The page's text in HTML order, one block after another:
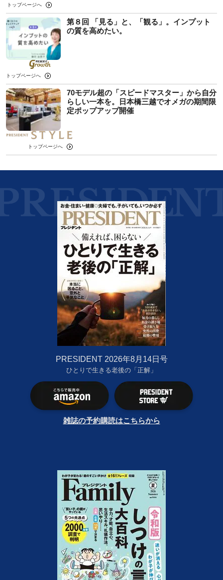
トップページへ
第８回 「見る」と、「観る」。インプット
の質を高めたい。
トップページへ
70モデル超の「スピードマスター」から自分
らしい一本を。日本橋三越でオメガの期間限
定ポップアップ開催
トップページへ
PRESIDENT 2026年8月14日号
ひとりで生きる老後の「正解」
雑誌の予約購読はこちらから